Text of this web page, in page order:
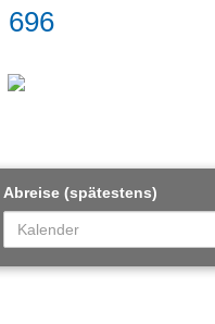
Abreise (spätestens)